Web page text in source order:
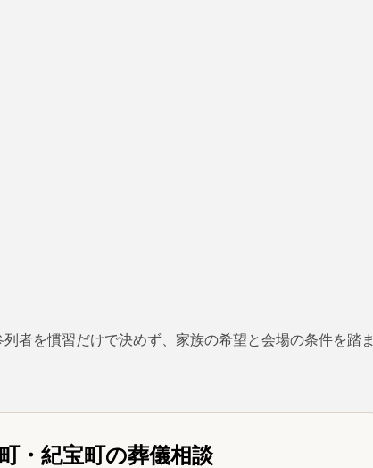
者を慣習だけで決めず、家族の希望と会場の条件を踏ま
・紀宝町の葬儀相談